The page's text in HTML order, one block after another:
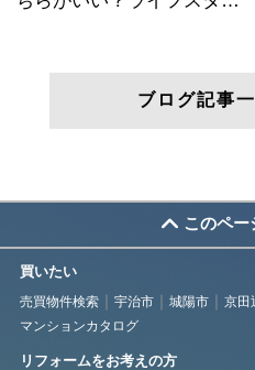
ブログ記事
このペー
買いたい
売買物件検索 宇治市 城陽市 京田
マンションカタログ
リフォームをお考えの方